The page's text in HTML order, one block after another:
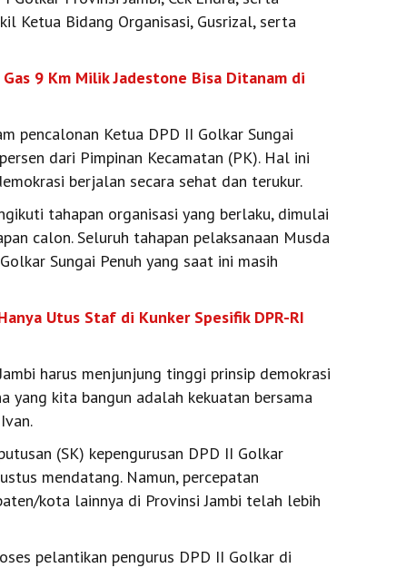
Ketua Bidang Organisasi, Gusrizal, serta
9 Km Milik Jadestone Bisa Ditanam di
pencalonan Ketua DPD II Golkar Sungai
dari Pimpinan Kecamatan (PK). Hal ini
berjalan secara sehat dan terukur.
tahapan organisasi yang berlaku, dimulai
calon. Seluruh tahapan pelaksanaan Musda
Sungai Penuh yang saat ini masih
Utus Staf di Kunker Spesifik DPR-RI
harus menjunjung tinggi prinsip demokrasi
yang kita bangun adalah kekuatan bersama
(SK) kepengurusan DPD II Golkar
mendatang. Namun, percepatan
kota lainnya di Provinsi Jambi telah lebih
pelantikan pengurus DPD II Golkar di